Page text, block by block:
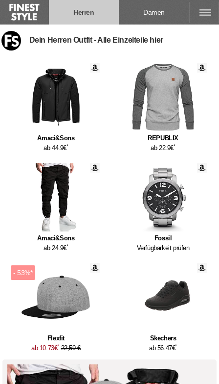
Herren Damen
Dein Herren Outfit - Alle Einzelteile hier
Amaci&Sons
ab 44.9€*
REPUBLIX
ab 22.9€*
Amaci&Sons
ab 24.9€*
Fossil
Verfügbarkeit prüfen
Flexfit
ab 10.73€* 22,59 €
- 53%*
Skechers
ab 56.47€*